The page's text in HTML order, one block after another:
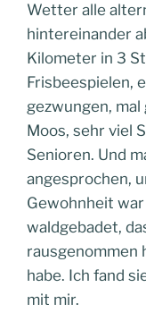
Wetter alle
hintereinander
Kilometer in 3
Frisbeespielen,
gezwungen, mal
Moos, sehr viel
Senioren. Und
angesprochen,
Gewohnheit
waldgebadet,
rausgenommen
habe. Ich fand
mit mir.